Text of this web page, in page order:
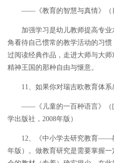
——《教育的智慧与真情》（肖
加强学习是幼儿教师提高专业
角看待自己惯常的教学活动的习
过阅读经典作品，走进大师与大
精神王国的那种自由与惬意。
11、如果你对瑞吉欧教育体系
——《儿童的一百种语言》（[美
学出版社，2008年版）
12、《中小学去研究教育——教
年版）。做教育研究是需要掌握